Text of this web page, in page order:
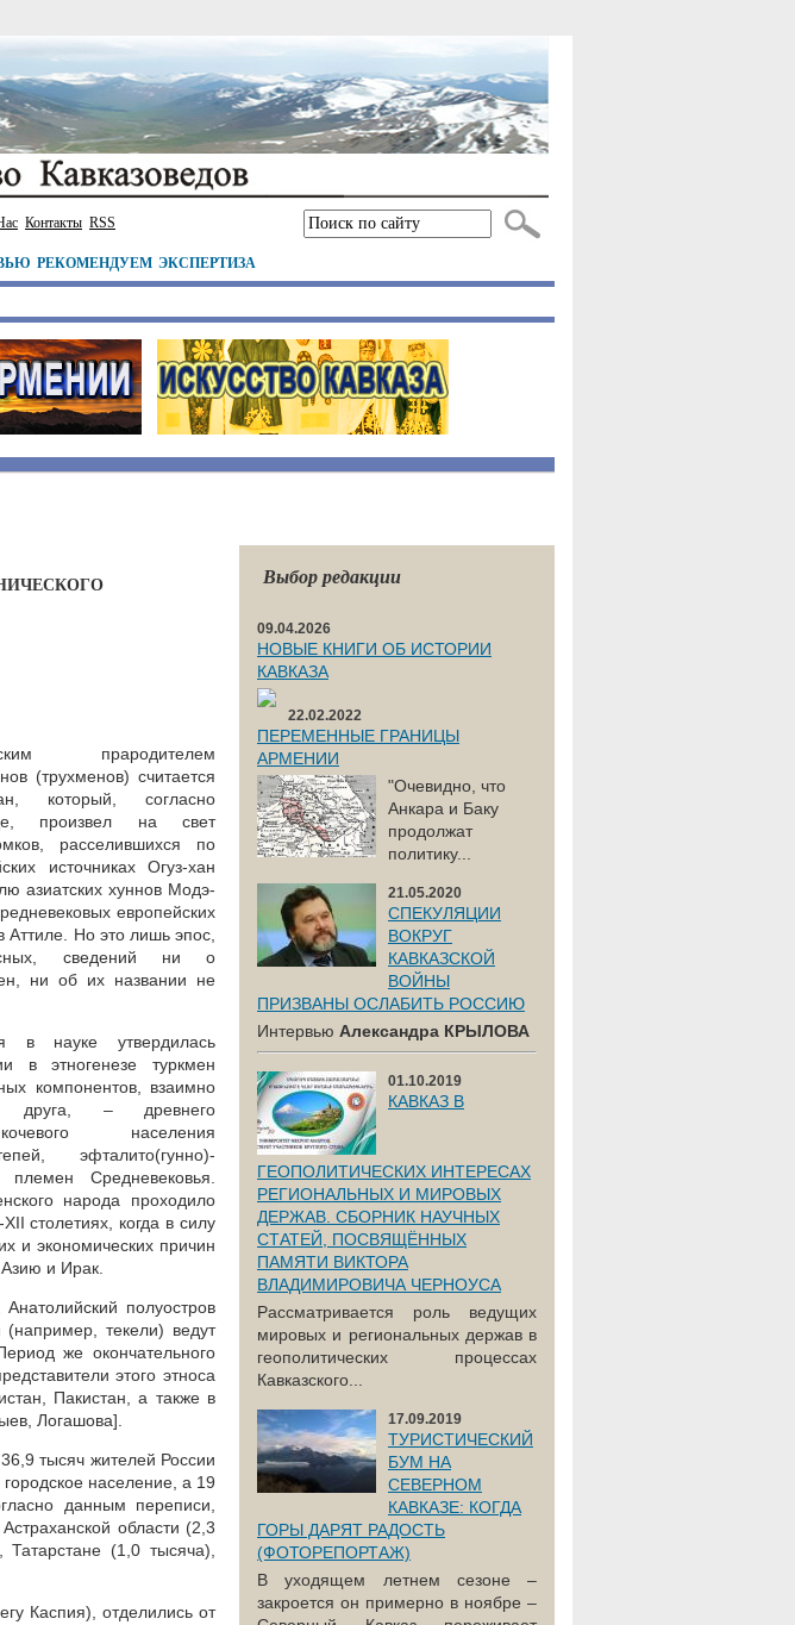
Контакты RSS
РЕКОМЕНДУЕМ ЭКСПЕРТИЗА
прародителем
(трухменов) считается
который, согласно
произвел на свет
расселившихся по
источниках Огуз-хан
азиатских хуннов Модэ-
европейских
Аттиле. Но это лишь эпос,
сведений ни о
ни об их названии не
в науке утвердилась
в этногенезе туркмен
компонентов, взаимно
друга, – древнего
населения
эфталито(гунно)-
племен Средневековья.
народа проходило
столетиях, когда в силу
и экономических причин
и Ирак.
полуостров
текели) ведут
же окончательного
этого этноса
Пакистан, а также в
Логашова].
тысяч жителей России
население, а 19
данным переписи,
области (2,3
(1,0 тысяча),
Каспия), отделились от
Выбор редакции
09.04.2026
НОВЫЕ КНИГИ ОБ ИСТОРИИ
КАВКАЗА
22.02.2022
ПЕРЕМЕННЫЕ ГРАНИЦЫ
АРМЕНИИ
"Очевидно, что
Анкара и Баку
продолжат
политику...
21.05.2020
СПЕКУЛЯЦИИ
ВОКРУГ
КАВКАЗСКОЙ
ВОЙНЫ
ПРИЗВАНЫ ОСЛАБИТЬ РОССИЮ
Интервью Александра КРЫЛОВА
01.10.2019
КАВКАЗ В
ГЕОПОЛИТИЧЕСКИХ ИНТЕРЕСАХ
РЕГИОНАЛЬНЫХ И МИРОВЫХ
ДЕРЖАВ. СБОРНИК НАУЧНЫХ
СТАТЕЙ, ПОСВЯЩЁННЫХ
ПАМЯТИ ВИКТОРА
ВЛАДИМИРОВИЧА ЧЕРНОУСА
Рассматривается роль ведущих
мировых и региональных держав в
геополитических процессах
Кавказского...
17.09.2019
ТУРИСТИЧЕСКИЙ
БУМ НА
СЕВЕРНОМ
КАВКАЗЕ: КОГДА
ГОРЫ ДАРЯТ РАДОСТЬ
(ФОТОРЕПОРТАЖ)
В уходящем летнем сезоне –
закроется он примерно в ноябре –